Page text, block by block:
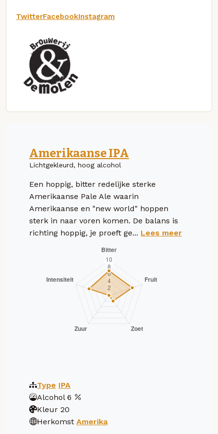
TwitterFacebookInstagram
Amerikaanse IPA
Lichtgekleurd, hoog alcohol
Een hoppig, bitter redelijke sterke
Amerikaanse Pale Ale waarin
Amerikaanse en "new world" hoppen
sterk in naar voren komen. De balans is
richting hoppig, je proeft ge... Lees meer
Type IPA
Alcohol 6
Kleur 20
Herkomst Amerika